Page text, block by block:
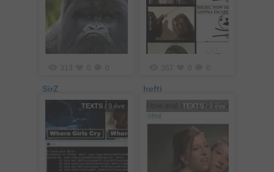
313
SirZ
367
hefti
TEXTS / 9 éve TEXTS / 9 éve